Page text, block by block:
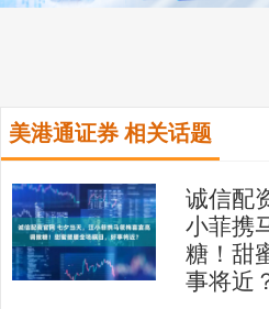
美港通证券 相关话题
诚信配
小菲携
糖！甜
事将近